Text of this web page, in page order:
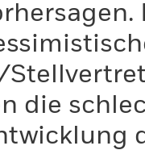
die